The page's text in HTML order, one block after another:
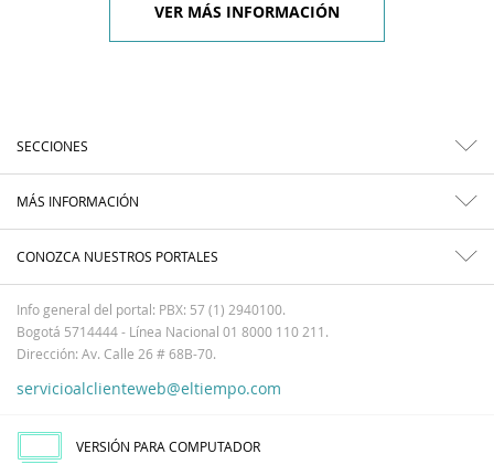
VER MÁS INFORMACIÓN
SECCIONES
MÁS INFORMACIÓN
CONOZCA NUESTROS PORTALES
Info general del portal: PBX: 57 (1) 2940100.
Bogotá 5714444 - Línea Nacional 01 8000 110 211.
Dirección: Av. Calle 26 # 68B-70.
servicioalclienteweb@eltiempo.com
VERSIÓN PARA COMPUTADOR